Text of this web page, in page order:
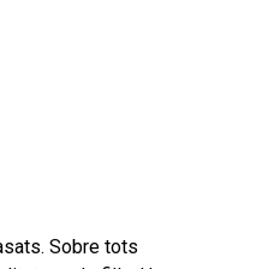
Sobre tots